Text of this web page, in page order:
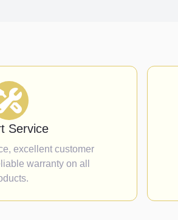
Service
excellent customer
warranty on all